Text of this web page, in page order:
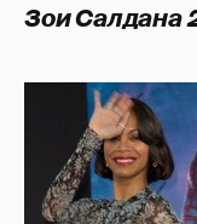
Зои Салдана